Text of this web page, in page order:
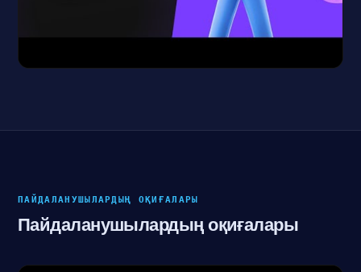
ПАЙДАЛАНУШЫЛАРДЫҢ ОҚИҒАЛАРЫ
Пайдаланушылардың оқиғалары